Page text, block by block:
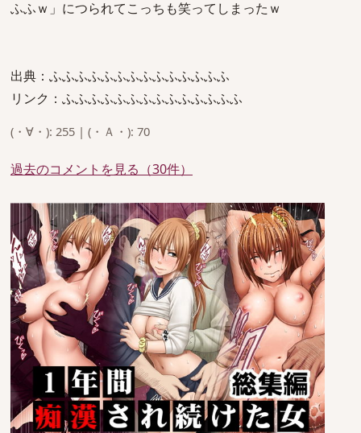
ふふｗ」につられてこっちも笑ってしまったｗ
出典：ふふふふふふふふふふふふふふ
リンク：ふふふふふふふふふふふふふふ
(・∀・): 255 | (・Ａ・): 70
過去のコメントを見る（30件）